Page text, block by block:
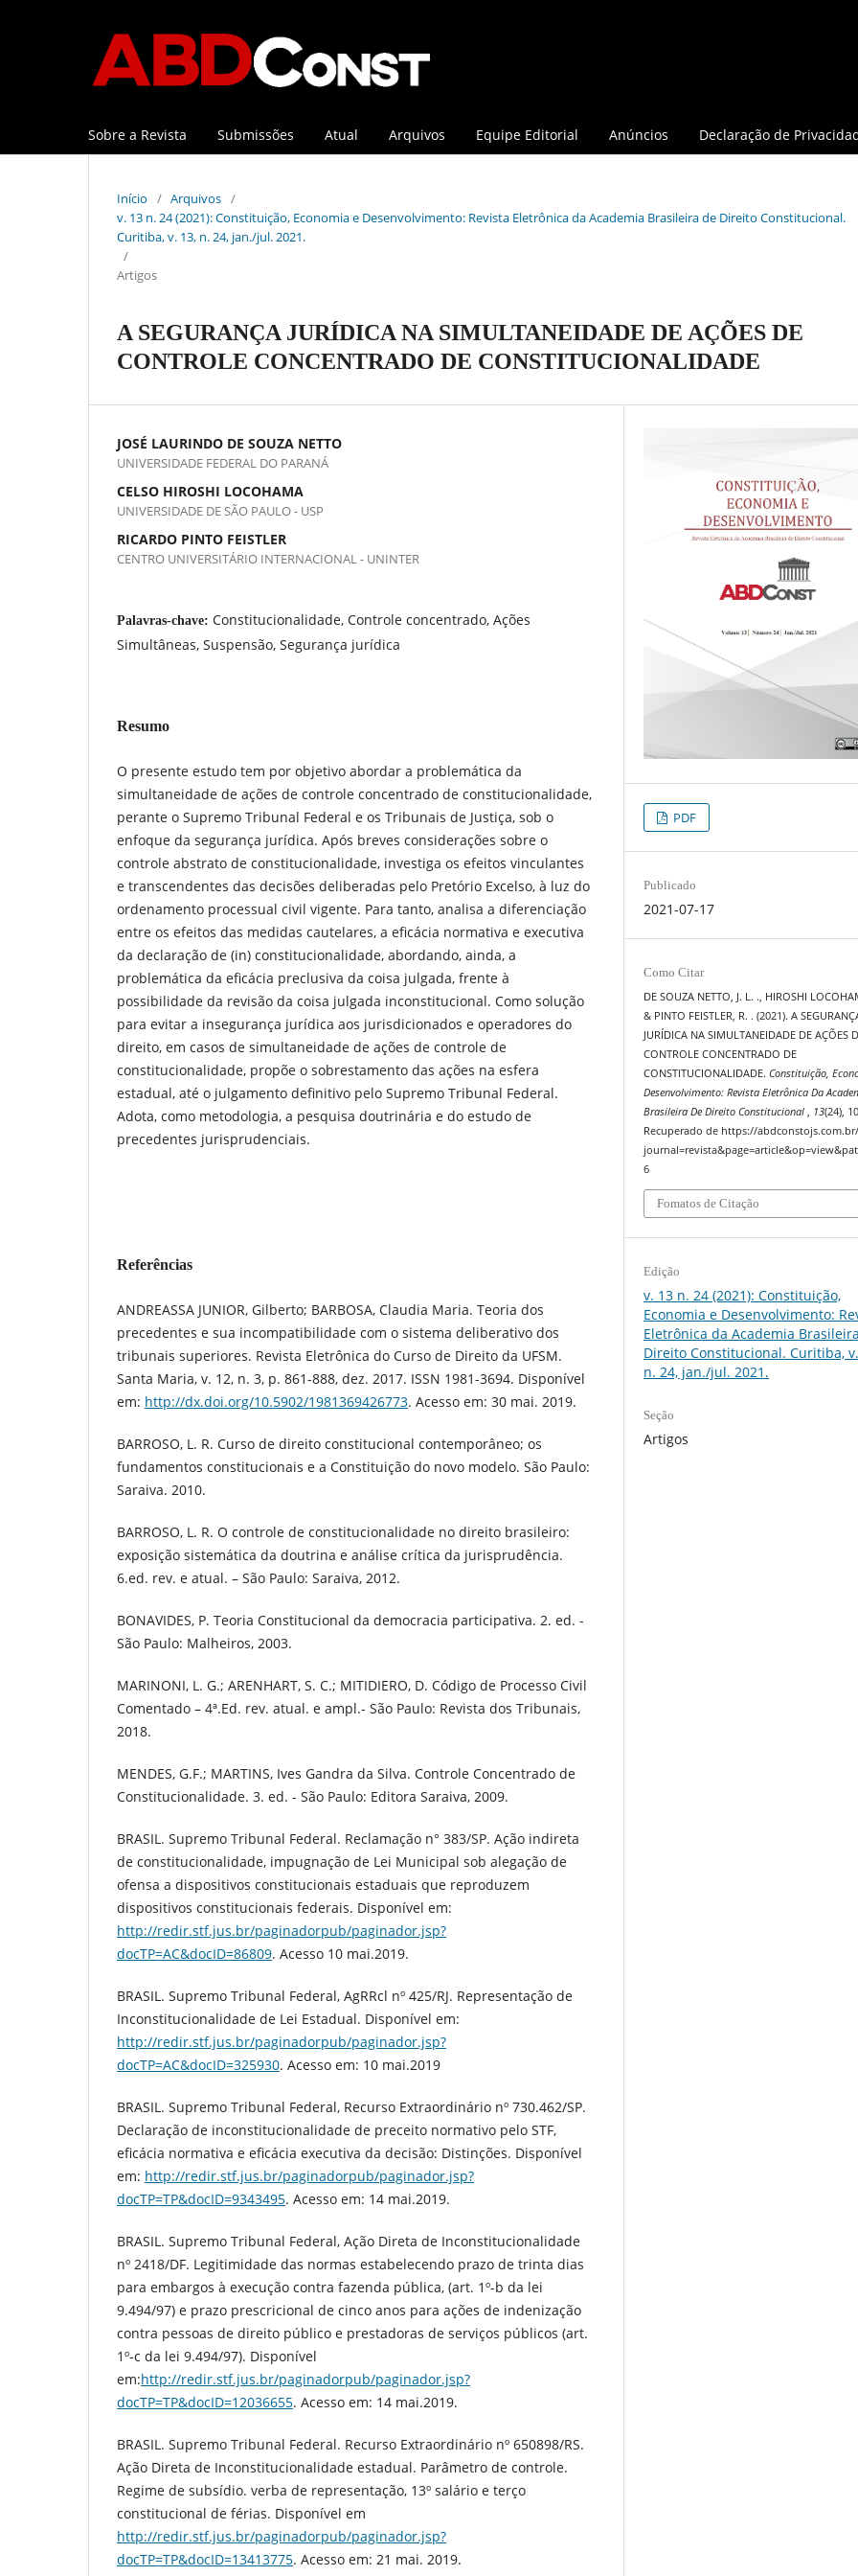
Sobre a Revista Submissões Atual Arquivos Equipe Editorial Anúncios Declaração de
Início / Arquivos /
v. 13 n. 24 (2021): Constituição, Economia e Desenvolvimento: Revista Eletrônica da Academia Brasileira de Direito Constitucional.
Curitiba, v. 13, n. 24, jan./jul. 2021.
/
Artigos
A SEGURANÇA JURÍDICA NA SIMULTANEIDADE DE AÇÕES DE
CONTROLE CONCENTRADO DE CONSTITUCIONALIDADE
JOSÉ LAURINDO DE SOUZA NETTO
UNIVERSIDADE FEDERAL DO PARANÁ
CELSO HIROSHI LOCOHAMA
UNIVERSIDADE DE SÃO PAULO - USP
RICARDO PINTO FEISTLER
CENTRO UNIVERSITÁRIO INTERNACIONAL - UNINTER
Palavras-chave: Constitucionalidade, Controle concentrado, Ações
Simultâneas, Suspensão, Segurança jurídica
Resumo
O presente estudo tem por objetivo abordar a problemática da
simultaneidade de ações de controle concentrado de constitucionalidade,
perante o Supremo Tribunal Federal e os Tribunais de Justiça, sob o
enfoque da segurança jurídica. Após breves considerações sobre o
controle abstrato de constitucionalidade, investiga os efeitos vinculantes
e transcendentes das decisões deliberadas pelo Pretório Excelso, à luz do
ordenamento processual civil vigente. Para tanto, analisa a diferenciação
entre os efeitos das medidas cautelares, a eficácia normativa e executiva
da declaração de (in) constitucionalidade, abordando, ainda, a
problemática da eficácia preclusiva da coisa julgada, frente à
possibilidade da revisão da coisa julgada inconstitucional. Como solução
para evitar a insegurança jurídica aos jurisdicionados e operadores do
direito, em casos de simultaneidade de ações de controle de
constitucionalidade, propõe o sobrestamento das ações na esfera
estadual, até o julgamento definitivo pelo Supremo Tribunal Federal.
Adota, como metodologia, a pesquisa doutrinária e do estudo de
precedentes jurisprudenciais.
Referências
ANDREASSA JUNIOR, Gilberto; BARBOSA, Claudia Maria. Teoria dos
precedentes e sua incompatibilidade com o sistema deliberativo dos
tribunais superiores. Revista Eletrônica do Curso de Direito da UFSM.
Santa Maria, v. 12, n. 3, p. 861-888, dez. 2017. ISSN 1981-3694. Disponível
em: http://dx.doi.org/10.5902/1981369426773. Acesso em: 30 mai. 2019.
BARROSO, L. R. Curso de direito constitucional contemporâneo; os
fundamentos constitucionais e a Constituição do novo modelo. São Paulo:
Saraiva. 2010.
BARROSO, L. R. O controle de constitucionalidade no direito brasileiro:
exposição sistemática da doutrina e análise crítica da jurisprudência.
6.ed. rev. e atual. – São Paulo: Saraiva, 2012.
BONAVIDES, P. Teoria Constitucional da democracia participativa. 2. ed. -
São Paulo: Malheiros, 2003.
MARINONI, L. G.; ARENHART, S. C.; MITIDIERO, D. Código de Processo Civil
Comentado – 4ª.Ed. rev. atual. e ampl.- São Paulo: Revista dos Tribunais,
2018.
MENDES, G.F.; MARTINS, Ives Gandra da Silva. Controle Concentrado de
Constitucionalidade. 3. ed. - São Paulo: Editora Saraiva, 2009.
BRASIL. Supremo Tribunal Federal. Reclamação n° 383/SP. Ação indireta
de constitucionalidade, impugnação de Lei Municipal sob alegação de
ofensa a dispositivos constitucionais estaduais que reproduzem
dispositivos constitucionais federais. Disponível em:
http://redir.stf.jus.br/paginadorpub/paginador.jsp?
docTP=AC&docID=86809. Acesso 10 mai.2019.
BRASIL. Supremo Tribunal Federal, AgRRcl nº 425/RJ. Representação de
Inconstitucionalidade de Lei Estadual. Disponível em:
http://redir.stf.jus.br/paginadorpub/paginador.jsp?
docTP=AC&docID=325930. Acesso em: 10 mai.2019
BRASIL. Supremo Tribunal Federal, Recurso Extraordinário nº 730.462/SP.
Declaração de inconstitucionalidade de preceito normativo pelo STF,
eficácia normativa e eficácia executiva da decisão: Distinções. Disponível
em: http://redir.stf.jus.br/paginadorpub/paginador.jsp?
docTP=TP&docID=9343495. Acesso em: 14 mai.2019.
BRASIL. Supremo Tribunal Federal, Ação Direta de Inconstitucionalidade
nº 2418/DF. Legitimidade das normas estabelecendo prazo de trinta dias
para embargos à execução contra fazenda pública, (art. 1º-b da lei
9.494/97) e prazo prescricional de cinco anos para ações de indenização
contra pessoas de direito público e prestadoras de serviços públicos (art.
1º-c da lei 9.494/97). Disponível
em:http://redir.stf.jus.br/paginadorpub/paginador.jsp?
docTP=TP&docID=12036655. Acesso em: 14 mai.2019.
BRASIL. Supremo Tribunal Federal. Recurso Extraordinário nº 650898/RS.
Ação Direta de Inconstitucionalidade estadual. Parâmetro de controle.
Regime de subsídio. verba de representação, 13º salário e terço
constitucional de férias. Disponível em
http://redir.stf.jus.br/paginadorpub/paginador.jsp?
docTP=TP&docID=13413775. Acesso em: 21 mai. 2019.
PDF
Publicado
2021-07-17
Como Citar
DE SOUZA NETTO, J. L. ., HIROSHI
& PINTO FEISTLER, R. . (2021). A
JURÍDICA NA SIMULTANEIDADE DE AÇÕES
CONTROLE CONCENTRADO DE
CONSTITUCIONALIDADE.Constituição,
Desenvolvimento: Revista Eletrônica Da
Brasileira De Direito Constitucional, 13(24),
Recuperado de https://
6
Fomatos de Citação
Edição
v. 13 n. 24 (2021): Constituição,
Economia e Desenvolvimento:
Eletrônica da Academia
Direito Constitucional. Curitiba,
n. 24, jan./jul. 2021.
Seção
Artigos